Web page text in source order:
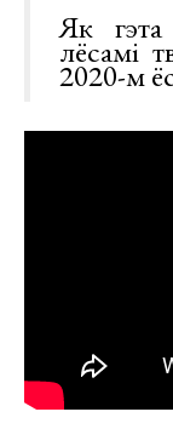
Як
лёсамі
2020-м